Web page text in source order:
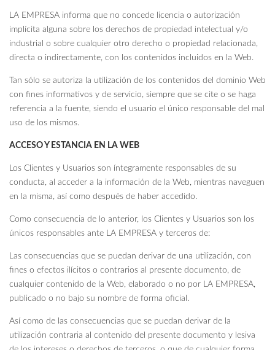
LA EMPRESA informa que no concede licencia o autorización
implícita alguna sobre los derechos de propiedad intelectual y/o
industrial o sobre cualquier otro derecho o propiedad relacionada,
directa o indirectamente, con los contenidos incluidos en la Web.
Tan sólo se autoriza la utilización de los contenidos del dominio Web
con fines informativos y de servicio, siempre que se cite o se haga
referencia a la fuente, siendo el usuario el único responsable del mal
uso de los mismos.
ACCESO Y ESTANCIA EN LA WEB
Los Clientes y Usuarios son íntegramente responsables de su
conducta, al acceder a la información de la Web, mientras naveguen
en la misma, así como después de haber accedido.
Como consecuencia de lo anterior, los Clientes y Usuarios son los
únicos responsables ante LA EMPRESA y terceros de:
Las consecuencias que se puedan derivar de una utilización, con
fines o efectos ilícitos o contrarios al presente documento, de
cualquier contenido de la Web, elaborado o no por LA EMPRESA,
publicado o no bajo su nombre de forma oficial.
Así como de las consecuencias que se puedan derivar de la
utilización contraria al contenido del presente documento y lesiva